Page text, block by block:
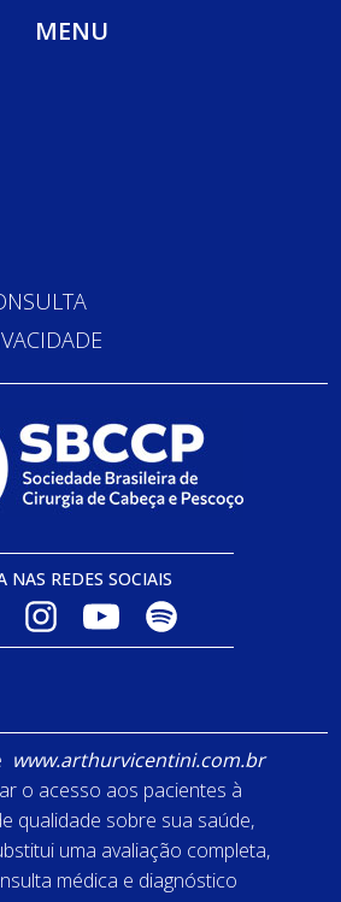
MENU
NAS REDES SOCIAIS
www.arthurvicentini.com.br
o acesso aos pacientes à
qualidade sobre sua saúde,
uma avaliação completa,
médica e diagnóstico